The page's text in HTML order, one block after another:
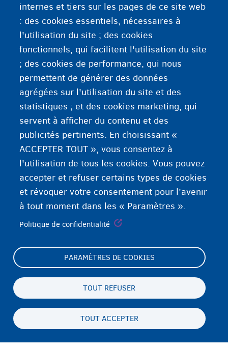
Selon le pays de destination, vous pouvez recevoir une
aide supplémentaire lorsque vous êtes arrivé dans votre
pays.
Informations supplémentaires
Dans le pays d’origine
internes et tiers sur les pages de ce site web
: des cookies essentiels, nécessaires à
l'utilisation du site ; des cookies
fonctionnels, qui facilitent l'utilisation du site
; des cookies de performance, qui nous
permettent de générer des données
agrégées sur l'utilisation du site et des
statistiques ; et des cookies marketing, qui
servent à afficher du contenu et des
publicités pertinents. En choisissant «
ACCEPTER TOUT », vous consentez à
l'utilisation de tous les cookies. Vous pouvez
accepter et refuser certains types de cookies
et révoquer votre consentement pour l'avenir
à tout moment dans les « Paramètres ».
Politique de confidentialité
PARAMÈTRES DE COOKIES
TOUT REFUSER
TOUT ACCEPTER
Footer
(menu)
Paramètres de cookies
Déclaration relative aux cookies
Vie privée & mentions légales
FR
Persistent